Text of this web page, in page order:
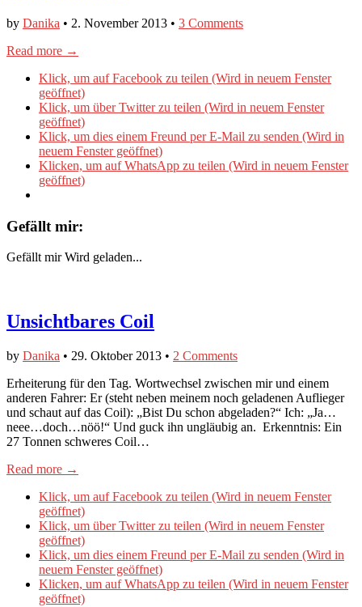
by Danika • 2. November 2013 • 3 Comments
Read more →
Klick, um auf Facebook zu teilen (Wird in neuem Fenster
geöffnet)
Klick, um über Twitter zu teilen (Wird in neuem Fenster
geöffnet)
Klick, um dies einem Freund per E-Mail zu senden (Wird in
neuem Fenster geöffnet)
Klicken, um auf WhatsApp zu teilen (Wird in neuem Fenster
geöffnet)
Gefällt mir:
Gefällt mir Wird geladen...
Unsichtbares Coil
by Danika • 29. Oktober 2013 • 2 Comments
Erheiterung für den Tag. Wortwechsel zwischen mir und einem
anderen Fahrer: Er (steht neben meinem noch geladenen Auflieger
und schaut auf das Coil): „Bist Du schon abgeladen?“ Ich: „Ja…
neee…doch…nöö!“ Und guck ihn ungläubig an. Erkenntnis: Ein
27 Tonnen schweres Coil…
Read more →
Klick, um auf Facebook zu teilen (Wird in neuem Fenster
geöffnet)
Klick, um über Twitter zu teilen (Wird in neuem Fenster
geöffnet)
Klick, um dies einem Freund per E-Mail zu senden (Wird in
neuem Fenster geöffnet)
Klicken, um auf WhatsApp zu teilen (Wird in neuem Fenster
geöffnet)